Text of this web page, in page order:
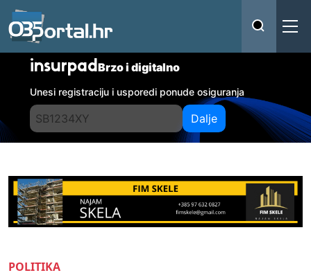
insurpadBrzo i digitalno
Unesi registraciju i usporedi ponude osiguranja
Dalje
POLITIKA